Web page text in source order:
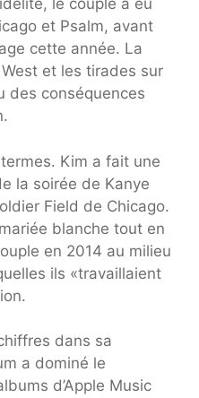
le couple a eu
et Psalm, avant
cette année. La
et les tirades sur
des conséquences
Kim a fait une
la soirée de Kanye
Field de Chicago.
blanche tout en
en 2014 au milieu
ils «travaillaient
dans sa
a dominé le
d’Apple Music